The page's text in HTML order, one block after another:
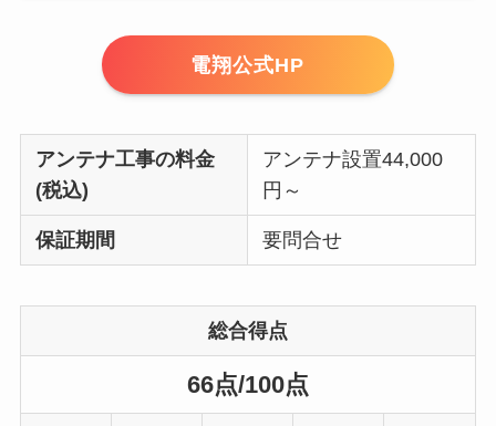
電翔公式HP
アンテナ工事の料金
(税込)
アンテナ設置44,000
円～
保証期間 要問合せ
総合得点
66点/100点